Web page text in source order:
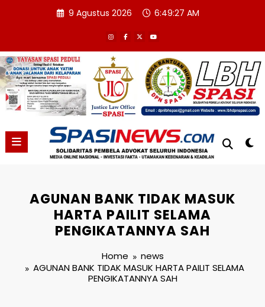
9 Agustus 2026 6:49:27 AM
AGUNAN BANK TIDAK MASUK
HARTA PAILIT SELAMA
PENGIKATANNYA SAH
Home
news
AGUNAN BANK TIDAK MASUK HARTA PAILIT SELAMA
PENGIKATANNYA SAH